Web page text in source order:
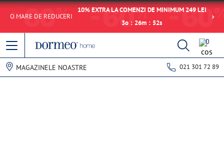
O MARE DE REDUCERI
10% EXTRA LA COMENZI DE MINIMUM 249 LEI
3o : 26m : 52s
0
MAGAZINELE NOASTRE 021 301 72 89